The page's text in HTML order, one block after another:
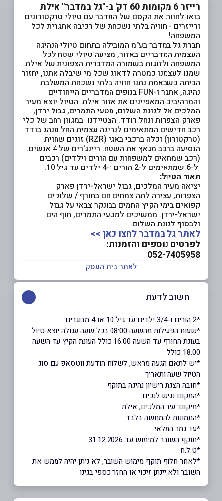
רייזר 6 מקומות 60 דק' ב-"גל במדבר" אילת
בואו לחוות את הקסם של המדבר עם טיולי טרקטורונים
ורייזרים - חוויה בלתי נשכחת של רכיבה אתגרית לכל
המשפחה!
חברת גל במדבר בע"מ המובילה בתחום טיולי הנהיגה
העצמית המדבריים באזור, מציעה טיולי שטח לכל
המשפחה ולזוגות בשמורה המדברית הצפונית של אילת.
שמנו לעצמנו כמטרה לדאוג שכל מי שיבלה אתנו, יחזור
הביתה כשבאמת נתנו חוויה בלתי נשכחת המשלבת
נהיגה, אתגר ו-FUN בנופים המדבריים הייחודיים
והמרהיבים המאפיינים את אזור אילת. הטיול יוצא מעיר
המלכים אל לגונת השלום, מטעי התמרים, גבול ירדן,
פארק הצפרות ונחל רודד. הצטיידנו במגוון רחב של כלי
רכב חדישים המתאימים לנהיגה עצמית החל מנהג בודד
(טרקטורון) וכלה ברכבי באגי (RZR) זוגים שחוית
הנסיעה ברכב מגאץ את השטח. ריינג'רים של 4 אנשים.
(רכב שמתאים למשפחות עם הורים וילדים) רכבים
ל-6 שמתאימים ל-2 הורים ו-4 ילדים עד גיל 10.
תאור הטיול:
יציאה מעיר המלכים, גבול ישראל-ירדן פארק
הצפרות, עצירה לתה צמחים חם בחורף / שלוקים
קפואים בימי הקיץ החמים בבונקר צבאי על גבול
ישראל-ירדן. ממשיכים למטעי התמרים, חוף הים
ולבסוף לגונת השלום.
לאתר גל במדבר לחצו כאן >>
לפרטים נוספים והזמנות:
052-7405958
לאתר בית העסק
חשוב לדעת
*2 הורים ו-3/4 ילדים עד גיל 10 או 4 מבוגרים
*שעות הפעילות מהשעה 08:00 בכל שעה עגולה יוצא טיול.
בעונת החורף עד השעה 16:00 כולל העונת הקיץ עד השעה
18:00 כולל
*יש לתאם הגעה מראש, לשלוח הודעת ווטסאפ עם סוג
הטיול שעה ותאריך
*חובה הצגת רישיון נהיגה בתוקף
​​​​​​​*המקום נגיש לנכים
*מיקום: עיר המלכים, אילת
ָ*התמונות להמחשה בלבד
*עד גמר המלאי
*תוקף השובר למימוש עד 31.12.2026
*ט.ל.ח
*לאחר חלוף תוקף מימוש השובר, לא ניתן יהיה לממש את
השובר ולא יינתן זיכוי או החזר כספי בגינו